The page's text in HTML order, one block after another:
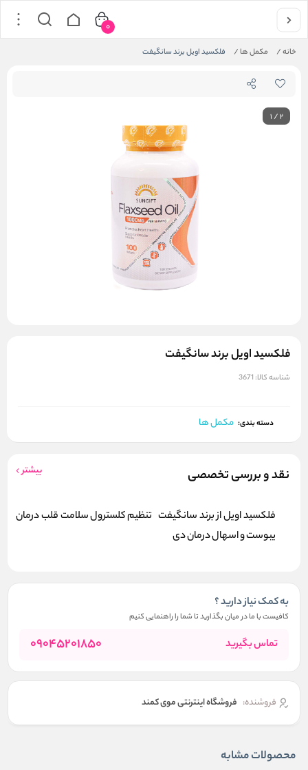
خانه/ مکمل ها/ فلکسید اویل برند سانگیفت
0
1/2
فلکسید اویل برند سانگیفت
شناسه کالا: 3671
دسته بندی: مکمل ها
نقد و بررسی تخصصی بیشتر
فلکسید اویل از برند سانگیفت تنظیم کلسترول سلامت قلب درمان
یبوست و اسهال درمان دی
به کمک نیاز دارید ؟
کافیست با ما در میان بگذارید تا شما را راهنمایی کنیم
تماس بگیرید 09045201850
فروشنده: فروشگاه اینترنتی موی کمند
محصولات مشابه